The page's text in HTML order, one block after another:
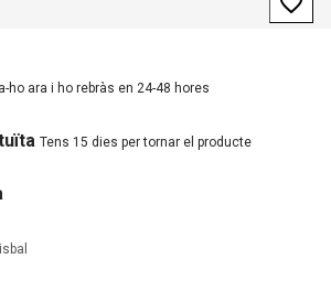
ho ara i ho rebràs en 24-48 hores
Tens 15 dies per tornar el producte